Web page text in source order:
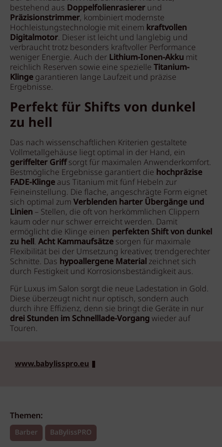
bestehend aus Doppelfolienrasierer und
Präzisionstrimmer, kombiniert modernste
Hochleistungstechnologie mit einem kraftvollen
Digitalmotor. Dieser ist leicht und langlebig und
verbraucht trotz besonders kraftvoller Performance
weniger Energie. Auch der Lithium-Ionen-Akku mit
reichlich Reserven sowie eine spezielle Titanium-
Klinge garantieren lange Laufzeit und präzise
Ergebnisse.
Perfekt für Shifts von dunkel
zu hell
Das nach wissenschaftlichen Kriterien gestaltete
Vollmetallgehäuse liegt optimal in der Hand, ein
geriffelter Griffsorgt für maximalen Anwenderkomfort.
Bestmögliche Ergebnisse garantiert die hochpräzise
FADE-Klinge aus Titanium mit fünf Hebeln zur
Feineinstellung. Die flache, angeschrägte Form eignet
sich optimal zum Verblenden harter Übergänge und
Linien – Stellen, die oft von herkömmlichen Clippern
kaum oder nur schwer erreicht werden. Damit
ermöglicht die Klinge einen perfekten Shift von dunkel
zu hell. Acht Kammaufsätze sorgen für maximale
Flexibilität bei der Umsetzung kreativer, trendgerechter
Schnitte. Das hypoallergene Material zeichnet sich
durch Festigkeit und Korrosionsbeständigkeit aus.
Für Luxus im Salon sorgt die neue Ladestation in Gold.
Diese überzeugt nicht nur optisch, sondern auch
durch ihre Effizienz, denn sie bringt die Geräte in nur
drei Stunden im Schnelllade-Vorgang wieder auf
Touren.
www.babylisspro.eu
Themen:
Barber BaBylissPRO